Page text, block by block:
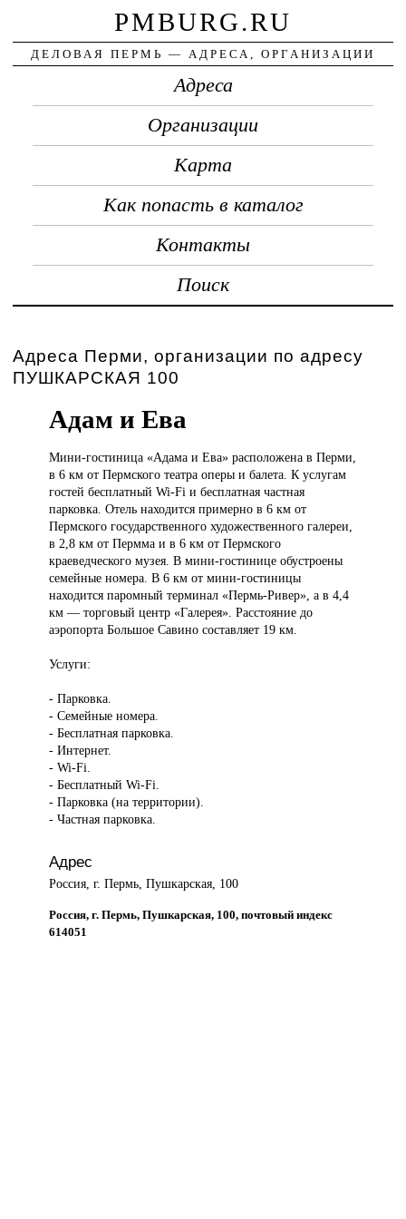
PMBURG.RU
ДЕЛОВАЯ ПЕРМЬ — АДРЕСА, ОРГАНИЗАЦИИ
Адреса
Организации
Карта
Как попасть в каталог
Контакты
Поиск
Адреса Перми, организации по адресу
ПУШКАРСКАЯ 100
Адам и Ева
Мини-гостиница «Адамаи Ева» расположена в Перми,
в 6 км от Пермского театра оперы и балета. К услугам
гостей бесплатный Wi-Fi и бесплатная частная
парковка. Отель находится примерно в 6 км от
Пермского государственного художественного галереи,
в 2,8 км от Пермма и в 6 км от Пермского
краеведческого музея. В мини-гостинице обустроены
семейные номера. В 6 км от мини-гостиницы
находится паромный терминал «Пермь-Ривер», а в 4,4
км — торговый центр «Галерея». Расстояние до
аэропорта Большое Савино составляет 19 км.
Услуги:
- Парковка.
- Семейные номера.
- Бесплатная парковка.
- Интернет.
- Wi-Fi.
- Бесплатный Wi-Fi.
- Парковка (на территории).
- Частная парковка.
Адрес
Россия, г. Пермь, Пушкарская, 100
Россия, г. Пермь, Пушкарская, 100, почтовый индекс
614051